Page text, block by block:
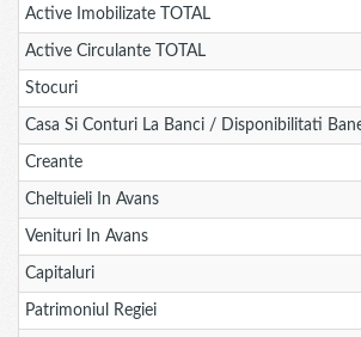
Active Imobilizate TOTAL
Active Circulante TOTAL
Stocuri
Casa Si Conturi La Banci / Disponibilitati
Creante
Cheltuieli In Avans
Venituri In Avans
Capitaluri
Patrimoniul Regiei